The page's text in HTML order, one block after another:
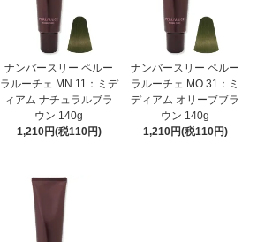
ナンバースリー ペルー
ラルーチェ MN 11：ミデ
ィアム ナチュラルブラ
ウン 140g
1,210円(税110円)
ナンバースリー ペルー
ラルーチェ MO 31：ミ
ディアム オリーブブラ
ウン 140g
1,210円(税110円)